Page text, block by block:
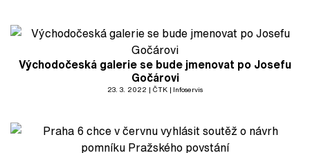
Východočeská galerie se bude jmenovat po Josefu
Gočárovi
23. 3. 2022 ČTK Infoservis